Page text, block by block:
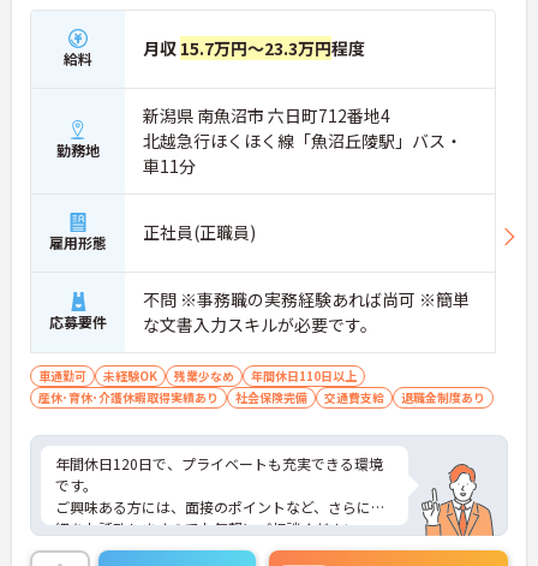
給料 月収 15.7万円～23.3万円程度
勤務地
新潟県 南魚沼市 六日町712番地4
北越急行ほくほく線「魚沼丘陵駅」バス・
車11分
雇用形態 正社員(正職員)
応募要件
不問 ※事務職の実務経験あれば尚可 ※簡単
な文書入力スキルが必要です。
車通勤可 未経験OK 残業少なめ
年間休日110日以上
産休･育休･介護休暇取得実績あり
社会保険完備 交通費支給 退職金制度あり
年間休日120日で、プライベートも充実できる環境
です。
ご興味ある方には、面接のポイントなど、さらに詳
細をお話致しますのでお気軽にご相談ください。